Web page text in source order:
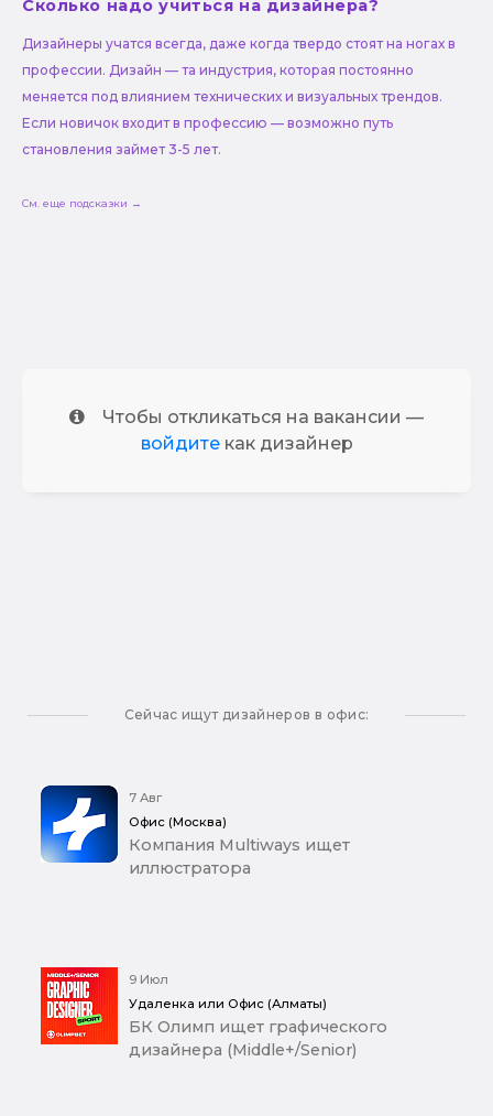
Сколько надо учиться на дизайнера?
Дизайнеры учатся всегда, даже когда твердо стоят на ногах в
профессии. Дизайн — та индустрия, которая постоянно
меняется под влиянием технических и визуальных трендов.
Если новичок входит в профессию — возможно путь
становления займет 3-5 лет.
См. еще подсказки →
Чтобы откликаться на вакансии —
войдитекак дизайнер
Сейчас ищут дизайнеров в офис:
7 Авг
Офис (Москва)
Компания Multiways ищет
иллюстратора
9 Июл
Удаленка или Офис (Алматы)
БК Олимп ищет графического
дизайнера (Middle+/Senior)